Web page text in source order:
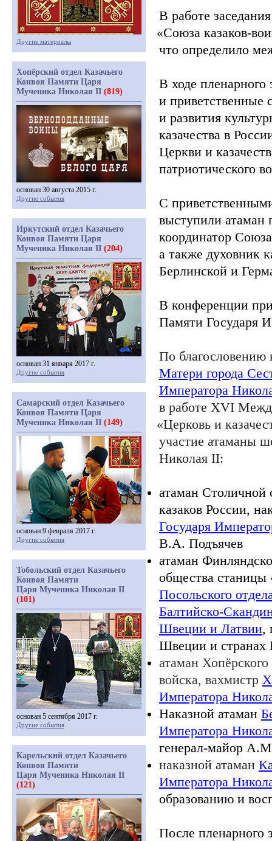
В работе
«Союза казаков-
что определило
В ходе пленарного
и приветственные
и развития
казачества в
Церкви и
патриотического
С
выступили атаман
координатор
а также духовник
Берлинской и
В конференции
Памяти Государя
По благословению
Матери города
Императора
в работе XVI
«Церковь и
участие атаманы
Николая II:
атаман Столичной
казаков России,
Государя
В.А. Подъячев
атаман
общества станицы
Посольского
Балтийско-
Швеции и Латвии,
Швеции и странах
атаман Хопёрского
войска, вахмистр
Императора
Наказной атаман
Императора
генерал-майор
наказной атаман
Императора
образованию и
После пленарного
Другие материалы
Хопёрский отдел Казачьего
Конвоя Памяти Царя
Мученика Николая II (819)
основан 30 августа 2015 г.
Другие события
Иркутский отдел Казачьего
Конвоя Памяти Царя
Мученика Николая II (204)
основан 31 января 2017 г.
Другие события
Самарский отдел Казачьего
Конвоя Памяти Царя
Мученика Николая II (149)
основан 9 февраля 2017 г.
Другие события
Тобольский отдел Казачьего
Конвоя Памяти
Царя Мученика Николая II
(101)
основан 5 сентября 2017 г.
Другие события
Карельский отдел Казачьего
Конвоя Памяти
Царя Мученика Николая II
(121)